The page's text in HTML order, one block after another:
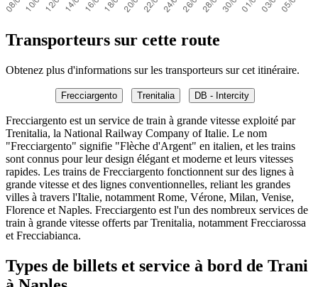
Transporteurs sur cette route
Obtenez plus d'informations sur les transporteurs sur cet itinéraire.
Frecciargento Trenitalia DB - Intercity
Frecciargento est un service de train à grande vitesse exploité par
Trenitalia, la National Railway Company of Italie. Le nom
"Frecciargento" signifie "Flèche d'Argent" en italien, et les trains
sont connus pour leur design élégant et moderne et leurs vitesses
rapides. Les trains de Frecciargento fonctionnent sur des lignes à
grande vitesse et des lignes conventionnelles, reliant les grandes
villes à travers l'Italie, notamment Rome, Vérone, Milan, Venise,
Florence et Naples. Frecciargento est l'un des nombreux services de
train à grande vitesse offerts par Trenitalia, notamment Frecciarossa
et Frecciabianca.
Types de billets et service à bord de Trani